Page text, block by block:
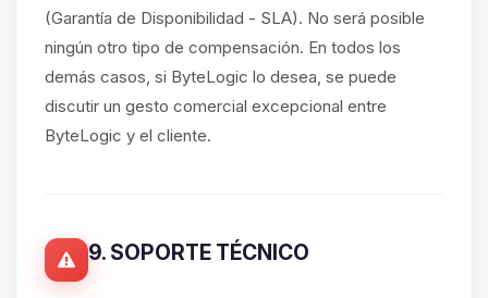
(Garantía de Disponibilidad - SLA). No será posible
ningún otro tipo de compensación. En todos los
demás casos, si ByteLogic lo desea, se puede
discutir un gesto comercial excepcional entre
ByteLogic y el cliente.
9. SOPORTE TÉCNICO